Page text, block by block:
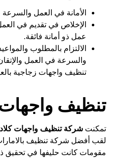
الأمانة في العمل والسرعة
الإخلاص في تقديم في
عمل ذو أمانة فائقة.
الالتزام بالمطلوب
والسرعة في العمل
تنظيف واجهات زجاجية
تنظيف واجهات
تمكنتشركةتنظيف واجهات
لقب أفضل شركة تنظيف
مقومات كانت حليفها في تحقيق